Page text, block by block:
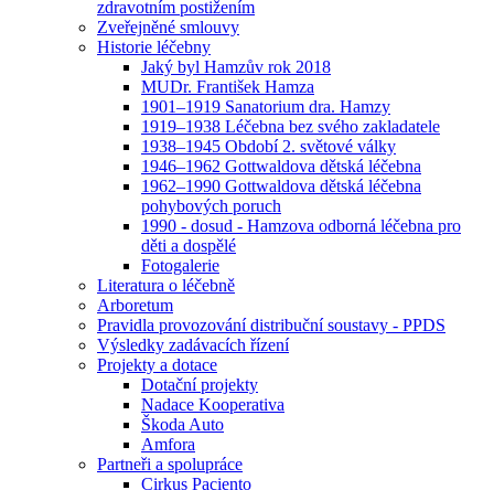
zdravotním postižením
Zveřejněné smlouvy
Historie léčebny
Jaký byl Hamzův rok 2018
MUDr. František Hamza
1901–1919 Sanatorium dra. Hamzy
1919–1938 Léčebna bez svého zakladatele
1938–1945 Období 2. světové války
1946–1962 Gottwaldova dětská léčebna
1962–1990 Gottwaldova dětská léčebna
pohybových poruch
1990 - dosud - Hamzova odborná léčebna pro
děti a dospělé
Fotogalerie
Literatura o léčebně
Arboretum
Pravidla provozování distribuční soustavy - PPDS
Výsledky zadávacích řízení
Projekty a dotace
Dotační projekty
Nadace Kooperativa
Škoda Auto
Amfora
Partneři a spolupráce
Cirkus Paciento